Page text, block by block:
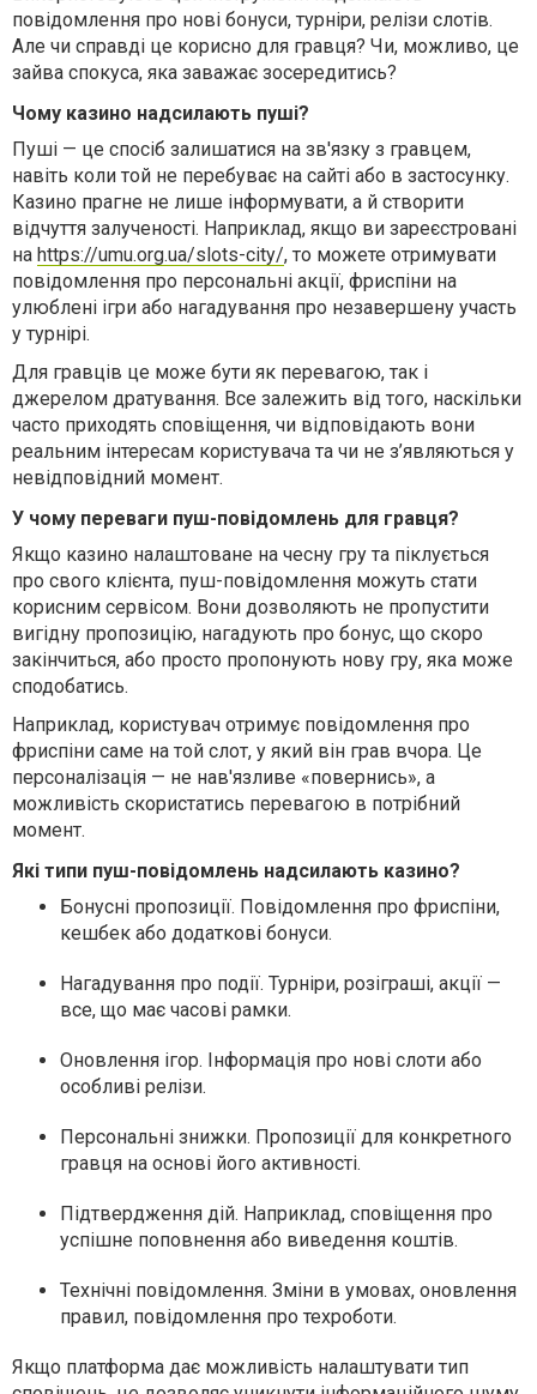
повідомлення про нові бонуси, турніри, релізи слотів.
Але чи справді це корисно для гравця? Чи, можливо, це
зайва спокуса, яка заважає зосередитись?
Чому казино надсилають пуші?
Пуші — це спосіб залишатися на зв'язку з гравцем,
навіть коли той не перебуває на сайті або в застосунку.
Казино прагне не лише інформувати, а й створити
відчуття залученості. Наприклад, якщо ви зареєстровані
на https://umu.org.ua/slots-city/, то можете отримувати
повідомлення про персональні акції, фриспіни на
улюблені ігри або нагадування про незавершену участь
у турнірі.
Для гравців це може бути як перевагою, так і
джерелом дратування. Все залежить від того, наскільки
часто приходять сповіщення, чи відповідають вони
реальним інтересам користувача та чи не з’являються у
невідповідний момент.
У чому переваги пуш-повідомлень для гравця?
Якщо казино налаштоване на чесну гру та піклується
про свого клієнта, пуш-повідомлення можуть стати
корисним сервісом. Вони дозволяють не пропустити
вигідну пропозицію, нагадують про бонус, що скоро
закінчиться, або просто пропонують нову гру, яка може
сподобатись.
Наприклад, користувач отримує повідомлення про
фриспіни саме на той слот, у який він грав вчора. Це
персоналізація — не нав'язливе «повернись», а
можливість скористатись перевагою в потрібний
момент.
Які типи пуш-повідомлень надсилають казино?
Бонусні пропозиції. Повідомлення про фриспіни,
кешбек або додаткові бонуси.
Нагадування про події. Турніри, розіграші, акції —
все, що має часові рамки.
Оновлення ігор. Інформація про нові слоти або
особливі релізи.
Персональні знижки. Пропозиції для конкретного
гравця на основі його активності.
Підтвердження дій. Наприклад, сповіщення про
успішне поповнення або виведення коштів.
Технічні повідомлення. Зміни в умовах, оновлення
правил, повідомлення про техроботи.
Якщо платформа дає можливість налаштувати тип